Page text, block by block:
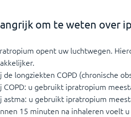
om te weten over
opent uw luchtwegen.
de longziekten COPD (chronische
COPD: u gebruikt ipratropium
astma: u gebruikt ipratropium
15 minuten na inhaleren voelt